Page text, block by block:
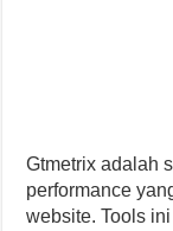
Gtmetrix adalah
performance
website. Tools